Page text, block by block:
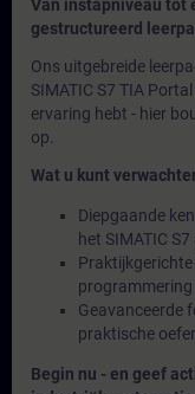
Van instapniveau tot
gestructureerd
Ons uitgebreide
SIMATIC S7 TIA
ervaring hebt - hier
op.
Wat u kunt
Diepgaande
het SIMATIC
Geavanceerde
praktische
Begin nu - en geef